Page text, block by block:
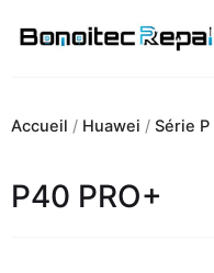
Accueil / Huawei / Série P
P40 PRO+